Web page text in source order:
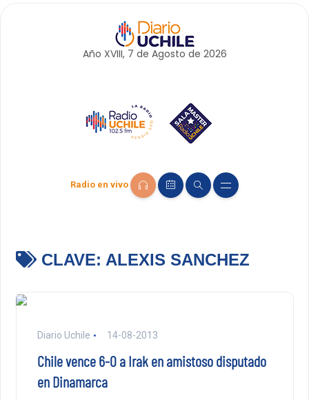
Año XVIII, 7 de Agosto de 2026
Radio en vivo
CLAVE: ALEXIS SANCHEZ
Diario Uchile 14-08-2013
Chile vence 6-0 a Irak en amistoso disputado
en Dinamarca